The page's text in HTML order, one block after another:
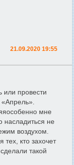
21.09.2020 19:55
или провести
мне
насладиться не
воздухом.
кто захочет
такой